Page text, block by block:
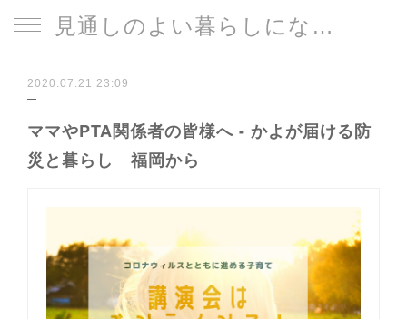
見通しのよい暮らしになる片づけサイト
2020.07.21 23:09
ママやPTA関係者の皆様へ - かよが届ける防
災と暮らし 福岡から